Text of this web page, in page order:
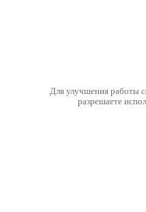
Для улучшения работы
разрешаете